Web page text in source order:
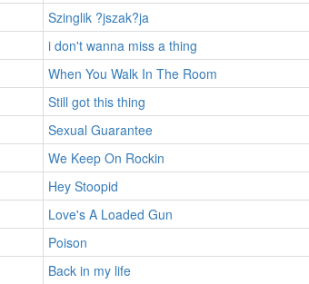
Szinglik ?jszak?ja
i don't wanna miss a thing
When You Walk In The Room
Still got this thing
Sexual Guarantee
We Keep On Rockin
Hey Stoopid
Love's A Loaded Gun
Poison
Back in my life